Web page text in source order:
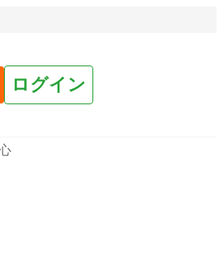
ログイン